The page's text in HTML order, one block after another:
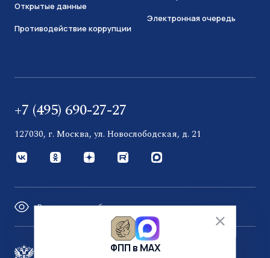
Открытые данные
Противодействие коррупции
Электронная очередь
+7 (495) 690-27-27
127030, г. Москва, ул. Новослободская, д. 21
Версия для слабовидящих
Правительство России
ФПП в МАХ